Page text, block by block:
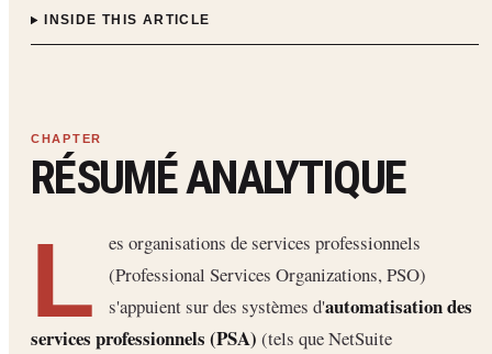
INSIDE THIS ARTICLE
RÉSUMÉ ANALYTIQUE
L
es organisations de services professionnels
(Professional Services Organizations, PSO)
s'appuient sur des systèmes d'automatisation des
services professionnels (PSA) (tels que NetSuite